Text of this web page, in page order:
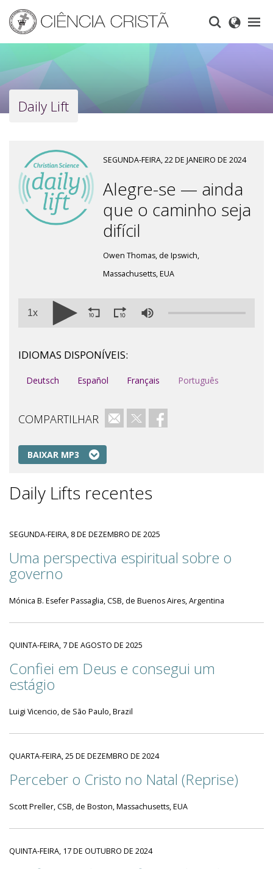
main
content
Daily Lift
SEGUNDA-FEIRA, 22 DE JANEIRO DE 2024
Alegre-se — ainda
que o caminho seja
difícil
Owen Thomas, de Ipswich,
Massachusetts, EUA
1x
IDIOMAS DISPONÍVEIS:
Deutsch Español Français Português
COMPARTILHAR e-mailTwitterFacebook
BAIXAR MP3
Daily Lifts recentes
SEGUNDA-FEIRA, 8 DE DEZEMBRO DE 2025
Uma perspectiva espiritual sobre o
governo
Mónica B. Esefer Passaglia, CSB, de Buenos Aires, Argentina
QUINTA-FEIRA, 7 DE AGOSTO DE 2025
Confiei em Deus e consegui um
estágio
Luigi Vicencio, de São Paulo, Brazil
QUARTA-FEIRA, 25 DE DEZEMBRO DE 2024
Perceber o Cristo no Natal (Reprise)
Scott Preller, CSB, de Boston, Massachusetts, EUA
QUINTA-FEIRA, 17 DE OUTUBRO DE 2024